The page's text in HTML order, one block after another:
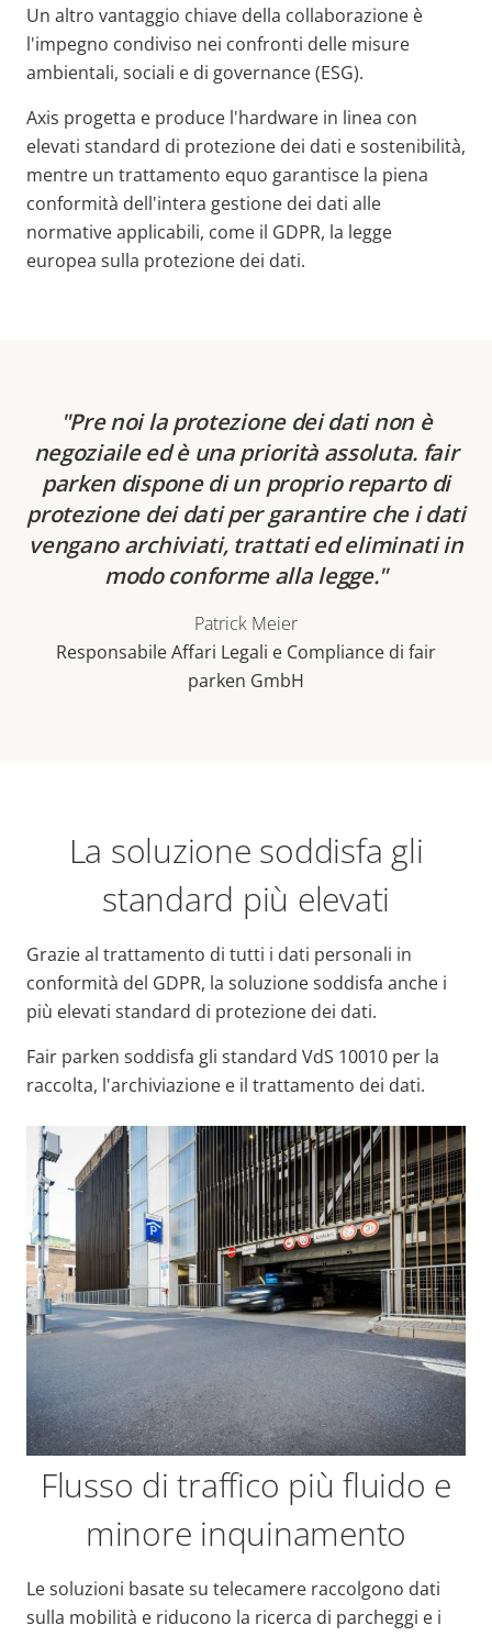
Un altro vantaggio chiave della collaborazione è
l'impegno condiviso nei confronti delle misure
ambientali, sociali e di governance (ESG).
Axis progetta e produce l'hardware in linea con
elevati standard di protezione dei dati e sostenibilità,
mentre un trattamento equo garantisce la piena
conformità dell'intera gestione dei dati alle
normative applicabili, come il GDPR, la legge
europea sulla protezione dei dati.
Pre noi la protezione dei dati non è
negoziaile ed è una priorità assoluta. fair
parken dispone di un proprio reparto di
protezione dei dati per garantire che i dati
vengano archiviati, trattati ed eliminati in
modo conforme alla legge.
Patrick Meier
Responsabile Affari Legali e Compliance di fair
parken GmbH
La soluzione soddisfa gli
standard più elevati
Grazie al trattamento di tutti i dati personali in
conformità del GDPR, la soluzione soddisfa anche i
più elevati standard di protezione dei dati.
Fair parken soddisfa gli standard VdS 10010 per la
raccolta, l'archiviazione e il trattamento dei dati.
Flusso di traffico più fluido e
minore inquinamento
Le soluzioni basate su telecamere raccolgono dati
sulla mobilità e riducono la ricerca di parcheggi e i